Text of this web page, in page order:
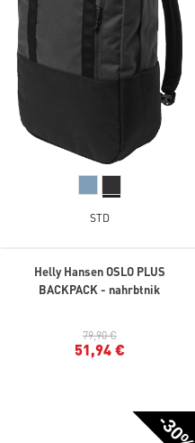
STD
Helly Hansen OSLO PLUS
BACKPACK - nahrbtnik
79,90 €
51,94 €
-30%